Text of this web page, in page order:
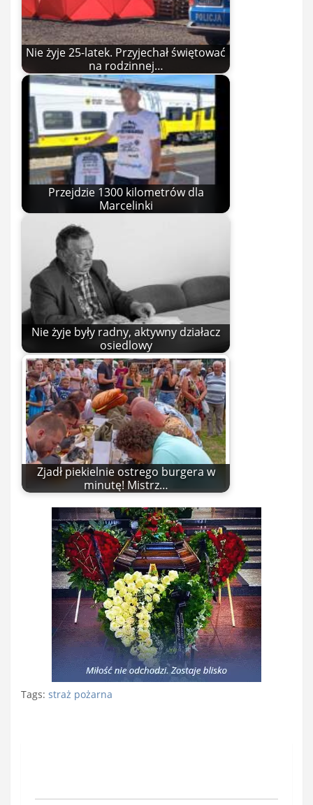
Nie żyje 25-latek. Przyjechał świętować
na rodzinnej…
Przejdzie 1300 kilometrów dla
Marcelinki
Nie żyje były radny, aktywny działacz
osiedlowy
Zjadł piekielnie ostrego burgera w
minutę! Mistrz…
Tags: straż pożarna